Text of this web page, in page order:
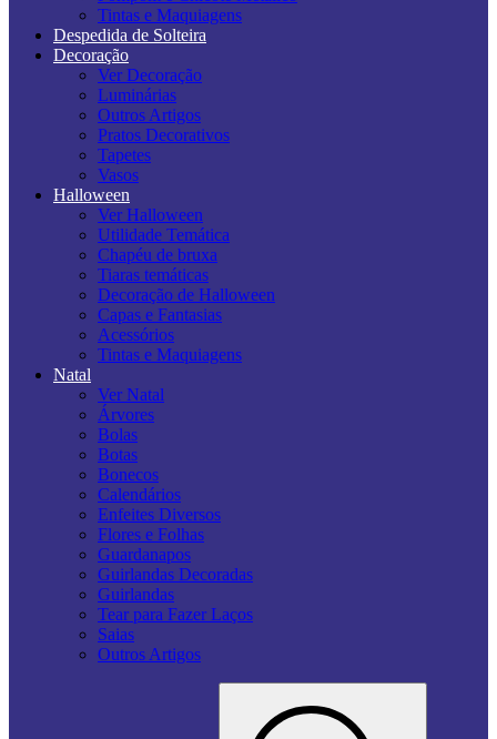
Tintas e Maquiagens
Despedida de Solteira
Decoração
Ver Decoração
Luminárias
Outros Artigos
Pratos Decorativos
Tapetes
Vasos
Halloween
Ver Halloween
Utilidade Temática
Chapéu de bruxa
Tiaras temáticas
Decoração de Halloween
Capas e Fantasias
Acessórios
Tintas e Maquiagens
Natal
Ver Natal
Árvores
Bolas
Botas
Bonecos
Calendários
Enfeites Diversos
Flores e Folhas
Guardanapos
Guirlandas Decoradas
Guirlandas
Tear para Fazer Laços
Saias
Outros Artigos